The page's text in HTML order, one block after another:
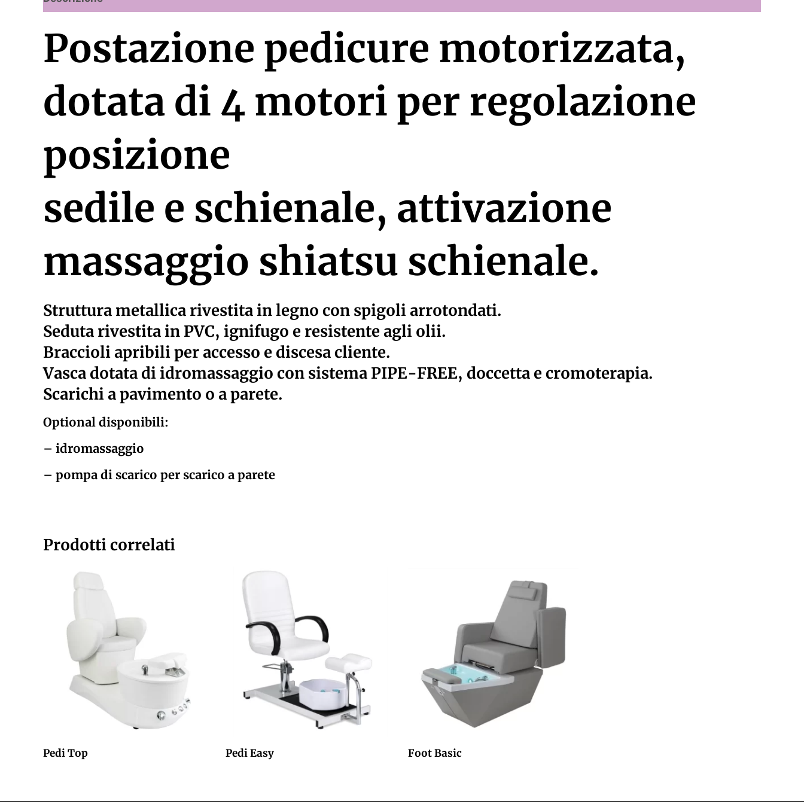
Postazione pedicure motorizzata,
dotata di 4 motori per regolazione
posizione
sedile e schienale, attivazione
massaggio shiatsu schienale.
Struttura metallica rivestita in legno con spigoli arrotondati.
Seduta rivestita in PVC, ignifugo e resistente agli olii.
Braccioli apribili per accesso e discesa cliente.
Vasca dotata di idromassaggio con sistema PIPE-FREE, doccetta e cromoterapia.
Scarichi a pavimento o a parete.
Optional disponibili:
– idromassaggio
– pompa di scarico per scarico a parete
Prodotti correlati
Pedi Top Pedi Easy Foot Basic